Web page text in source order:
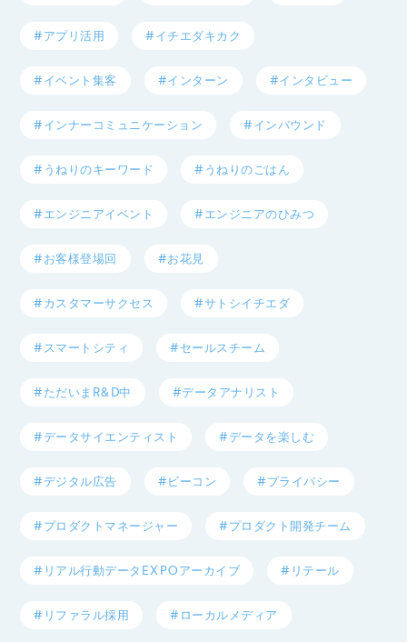
#アプリ活用 #イチエダキカク
#イベント集客 #インターン #インタビュー
#インナーコミュニケーション #インバウンド
#うねりのキーワード #うねりのごはん
#エンジニアイベント #エンジニアのひみつ
#お客様登場回 #お花見
#カスタマーサクセス #サトシイチエダ
#スマートシティ #セールスチーム
#ただいまR&D中 #データアナリスト
#データサイエンティスト #データを楽しむ
#デジタル広告 #ビーコン #プライバシー
#プロダクトマネージャー #プロダクト開発チーム
#リアル行動データEXPOアーカイブ #リテール
#リファラル採用 #ローカルメディア